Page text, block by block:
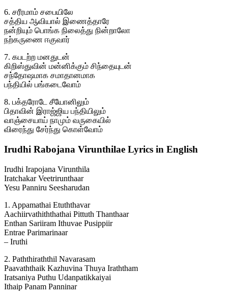
6. சரீரமாம் சபையிலே
சத்திய ஆவியால் இணைத்தாரே
நன்றியும் பொங்க நிலைத்து நின்றாலோ
நற்கருணை ஈகுவார்
7. கபடற்ற மனதுடன்
கிறிஸ்துவின் மன்னிக்கும் சிந்தையுடன்
சந்தோஷமாக சமாதானமாக
பந்தியில் பங்கடைவோம்
8. பக்தரோடே சீயோனிலும்
பிதாவின் இராஜ்ஜிய பந்தியிலும்
வாஞ்சையாய் நாமும் வருகையில்
விரைந்து சேர்ந்து கொள்வோம்
Irudhi Rabojana Virunthilae Lyrics in English
Irudhi Irapojana Virunthila
Iratchakar Veetrirunthaar
Yesu Panniru Seesharudan
1. Appamathai Etuththavar
Aachiirvathiththathai Pittuth Thanthaar
Enthan Sariiram Ithuvae Pusippiir
Entrae Parimarinaar
– Iruthi
2. Paththiraththil Navarasam
Paavaththaik Kazhuvina Thuya Iraththam
Iratsaniya Puthu Udanpatikkaiyai
Ithaip Panam Panninar